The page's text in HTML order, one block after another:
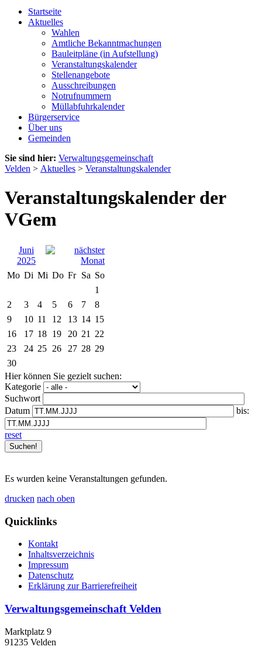
Startseite
Aktuelles
Wahlen
Amtliche Bekanntmachungen
Bauleitpläne (in Aufstellung)
Veranstaltungskalender
Stellenangebote
Ausschreibungen
Notrufnummern
Müllabfuhrkalender
Bürgerservice
Über uns
Gemeinden
Sie sind hier: Verwaltungsgemeinschaft
Velden > Aktuelles > Veranstaltungskalender
Veranstaltungskalender der
VGem
Juni
2025
Mo Di Mi Do Fr Sa So
1
2
3 4 5 6 7
8
9
10 11 12 13 14 15
16
17 18 19 20 21
22
23
24 25 26 27 28 29
30
Hier können Sie gezielt suchen:
Kategorie
Suchwort
Datum
bis:
reset
Es wurden keine Veranstaltungen gefunden.
drucken nach oben
Quicklinks
Kontakt
Inhaltsverzeichnis
Impressum
Datenschutz
Erklärung zur Barrierefreiheit
Verwaltungsgemeinschaft Velden
Marktplatz 9
91235 Velden